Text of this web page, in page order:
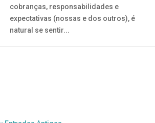
cobranças, responsabilidades e
expectativas (nossas e dos outros), é
natural se sentir...